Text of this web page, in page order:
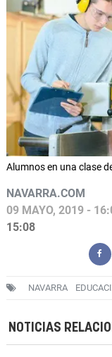
Alumnos en una clase
NAVARRA.COM
09 MAYO, 2019 -
15:08
NAVARRA
NOTICIAS